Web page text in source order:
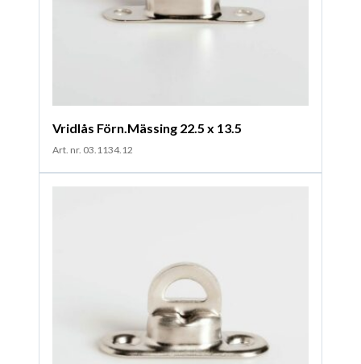
Vridlås Förn.Mässing 22.5 x 13.5
Art. nr. 03.1134.12